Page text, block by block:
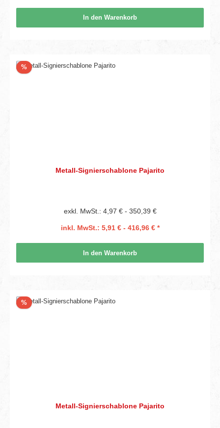
In den Warenkorb
%Rabatt
Metall-Signierschablone Pajarito
exkl. MwSt.: 4,97 € - 350,39 €
inkl. MwSt.: 5,91 € - 416,96 € *
In den Warenkorb
%Rabatt
Metall-Signierschablone Pajarito